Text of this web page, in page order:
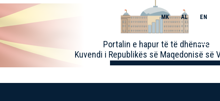
Portalin e hapur të të dhënave
Kuvendi i Republikës së Maqedonisë së
MK AL EN
Toggle